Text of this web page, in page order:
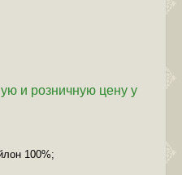
и розничную цену у
100%;